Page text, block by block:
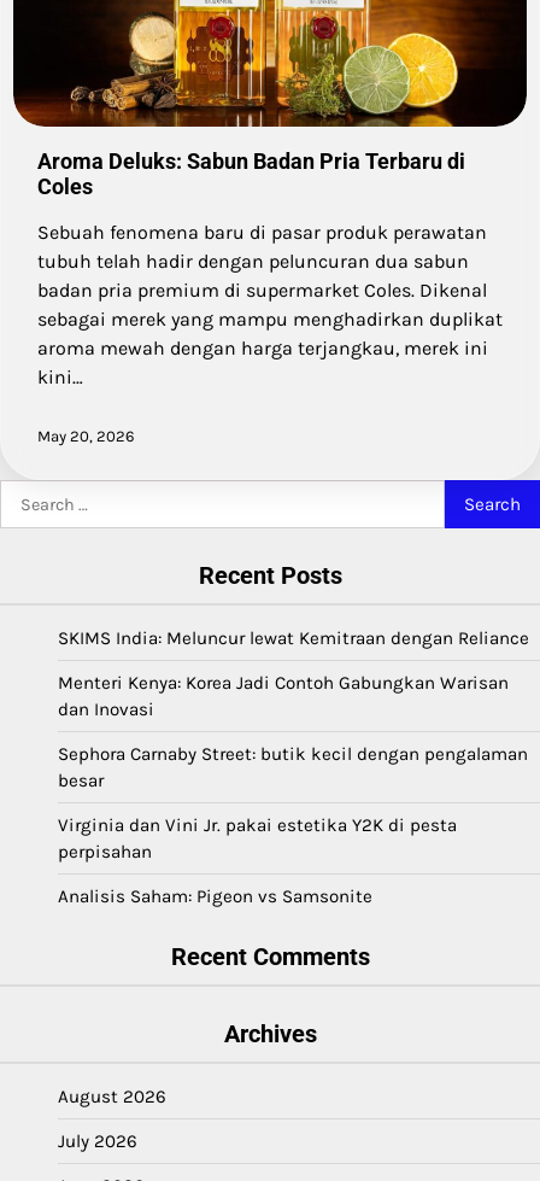
Aroma Deluks: Sabun Badan Pria Terbaru di
Coles
Sebuah fenomena baru di pasar produk perawatan
tubuh telah hadir dengan peluncuran dua sabun
badan pria premium di supermarket Coles. Dikenal
sebagai merek yang mampu menghadirkan duplikat
aroma mewah dengan harga terjangkau, merek ini
kini…
May 20, 2026
for:
Recent Posts
SKIMS India: Meluncur lewat Kemitraan dengan Reliance
Menteri Kenya: Korea Jadi Contoh Gabungkan Warisan
dan Inovasi
Sephora Carnaby Street: butik kecil dengan pengalaman
besar
Virginia dan Vini Jr. pakai estetika Y2K di pesta
perpisahan
Analisis Saham: Pigeon vs Samsonite
Recent Comments
Archives
August 2026
July 2026